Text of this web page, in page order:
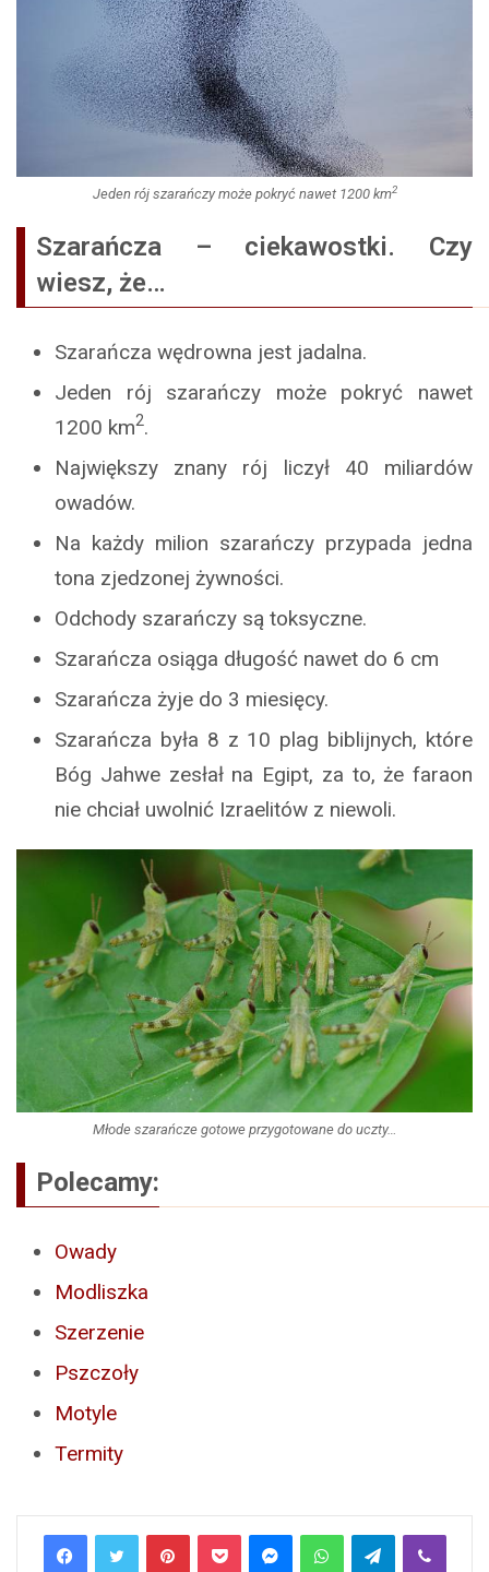
Jeden rój szarańczy może pokryć nawet 1200 km2
Szarańcza – ciekawostki. Czy
wiesz, że…
Szarańcza wędrowna jest jadalna.
Jeden rój szarańczy może pokryć nawet
1200 km2.
Największy znany rój liczył 40 miliardów
owadów.
Na każdy milion szarańczy przypada jedna
tona zjedzonej żywności.
Odchody szarańczy są toksyczne.
Szarańcza osiąga długość nawet do 6 cm
Szarańcza żyje do 3 miesięcy.
Szarańcza była 8 z 10 plag biblijnych, które
Bóg Jahwe zesłał na Egipt, za to, że faraon
nie chciał uwolnić Izraelitów z niewoli.
Młode szarańcze gotowe przygotowane do uczty…
Polecamy:
Owady
Modliszka
Szerzenie
Pszczoły
Motyle
Termity
PinterestPocket MessengerWhatsAppTelegramViber